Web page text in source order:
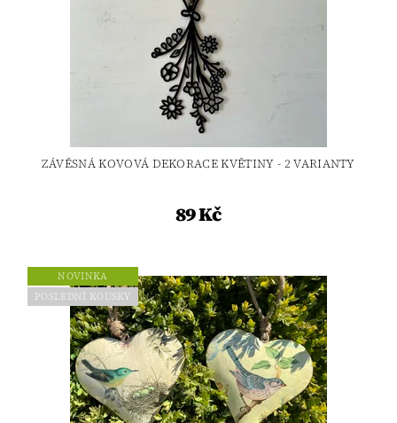
ZÁVĚSNÁ KOVOVÁ DEKORACE KVĚTINY - 2 VARIANTY
89 Kč
NOVINKA
POSLEDNÍ KOUSKY